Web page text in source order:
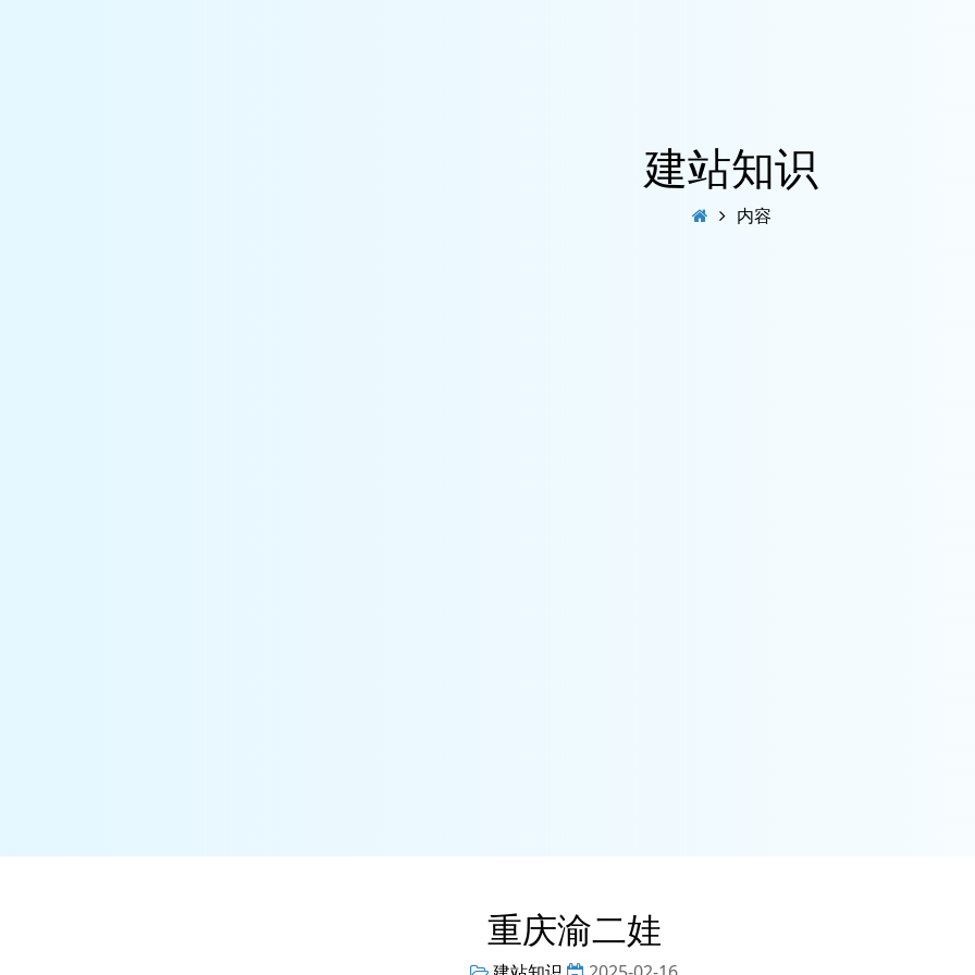
建站知识
内容
重庆渝二娃